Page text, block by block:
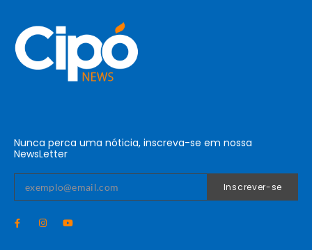
Nunca perca uma nóticia, inscreva-se em nossa
NewsLetter
Inscrever-se